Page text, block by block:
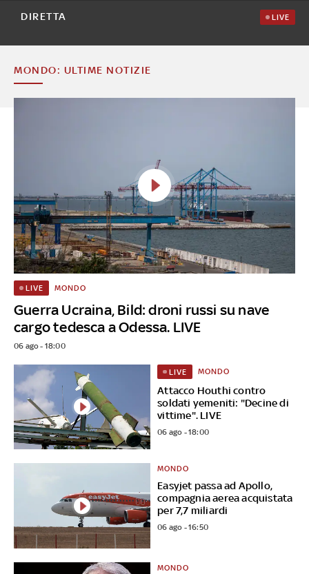
DIRETTA LIVE
MONDO: ULTIME NOTIZIE
Guerra Ucraina, Bild: droni russi su nave
cargo tedesca a Odessa. LIVE
LIVE MONDO
06 ago - 18:00
Attacco Houthi contro
soldati yemeniti: "Decine di
vittime". LIVE
LIVE MONDO
06 ago - 18:00
Easyjet passa ad Apollo,
compagnia aerea acquistata
per 7,7 miliardi
MONDO
06 ago - 16:50
MONDO